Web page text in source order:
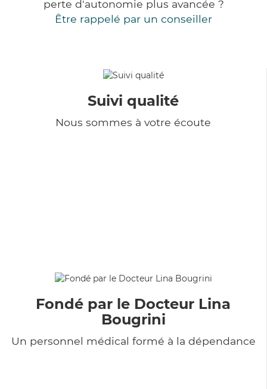
perte d'autonomie plus avancée ?
Être rappelé par un conseiller
Suivi qualité
Nous sommes à votre écoute
Fondé par le Docteur Lina
Bougrini
Un personnel médical formé à la dépendance